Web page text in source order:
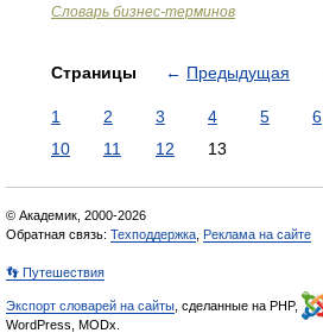
Словарь бизнес-терминов
Страницы ← Предыдущая
1 2 3 4 5 6
10
11 12 13
© Академик, 2000-2026
Обратная связь: Техподдержка Реклама на сайте
👣 Путешествия
Экспорт словарей на сайты , сделанные на PHP,
WordPress, MODx.